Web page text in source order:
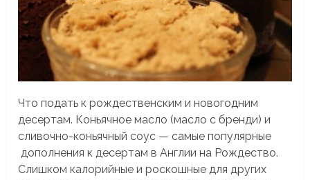
Что подать к рождественским и новогодним
десертам. Коньячное масло (масло с бренди) и
сливочно-коньячный соус — самые популярные
дополнения к десертам в Англии на Рождество.
Слишком калорийные и роскошные для других